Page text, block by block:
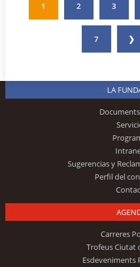
1 2 3
7 ❯
LA
Sugerencias y
Perfil del
Carreres
Trofeus Ciutat
Esdeveniments